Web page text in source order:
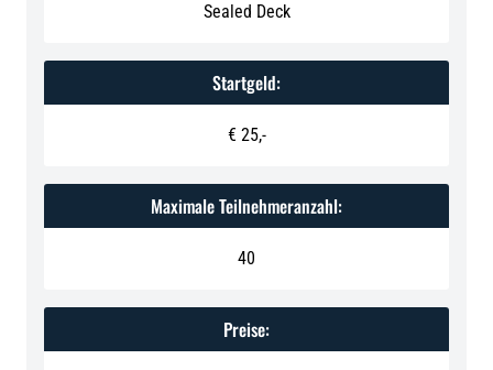
Sealed Deck
Startgeld:
€ 25,-
Maximale Teilnehmeranzahl:
40
Preise: